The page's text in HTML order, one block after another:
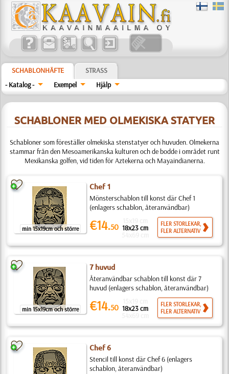
SCHABLONHÄFTE
STRASS
- Katalog -
Exempel Hjälp
SCHABLONER MED OLMEKISKA STATYER
Schabloner som föreställer olmekiska stenstatyer och huvuden. Olmekerna
stammar från den Mesoamerikanska kulturen och de bodde i området runt
Mexikanska golfen, vid tiden för Aztekerna och Mayaindianerna.
min 15x19cm och större
Chef 1
Mönsterschablon till konst där Chef 1
(enlagers schablon, återanvändbar)
€14.50 18x23 cm
FLER STORLEKAR,
FLER ALTERNATIV
min 15x19cm och större
7 huvud
Återanvändbar schablon till konst där 7
huvud (enlagers schablon, återanvändbar)
€14.50 18x23 cm
FLER STORLEKAR,
FLER ALTERNATIV
Chef 6
Stencil till konst där Chef 6 (enlagers
schablon, återanvändbar)